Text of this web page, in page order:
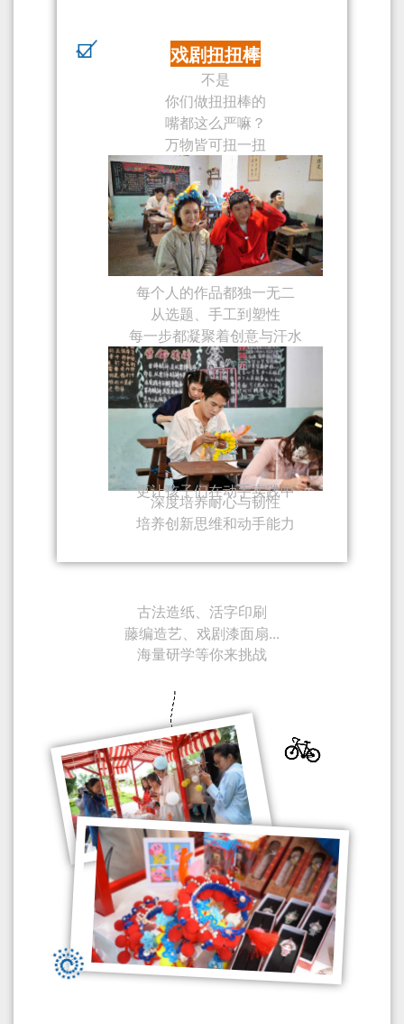
戏剧扭扭棒
不是
你们做扭扭棒的
嘴都这么严嘛？
万物皆可扭一扭
每个人的作品都独一无二
从选题、手工到塑性
每一步都凝聚着创意与汗水
更让孩子们在动手实践中
深度培养耐心与韧性
培养创新思维和动手能力
古法造纸、活字印刷
藤编造艺、戏剧漆面扇...
海量研学等你来挑战